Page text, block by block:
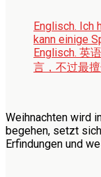
Englisch. Ich
kann einige
Englisch. 英
言，不过最擅
Weihnachten wird
begehen, setzt
Erfindungen und